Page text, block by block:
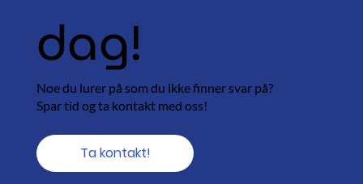
dag!
Noe du lurer på som du ikke finner svar på?
Spar tid og ta kontakt med oss!
Ta kontakt!